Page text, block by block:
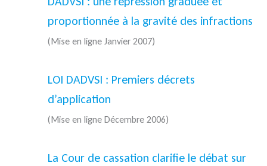
proportionnée à la gravité des infractions
(Mise en ligne Janvier 2007)
LOI DADVSI : Premiers décrets
d’application
(Mise en ligne Décembre 2006)
La Cour de cassation clarifie le débat sur